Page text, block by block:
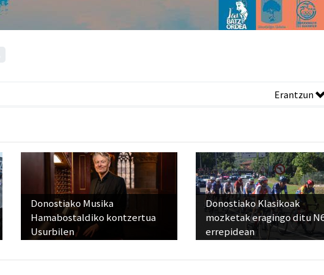
Erantzun
Donostiako Musika
Hamabostaldiko kontzertua
Usurbilen
Donostiako Klasikoak
mozketak eragingo ditu
errepidean